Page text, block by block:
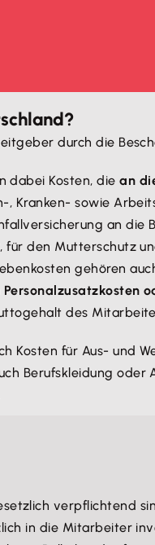
durch die
dabei Kosten, diean
Kranken- sowie
an
den Mutterschutz
gehören
Personalzusatzkosten
des
Kosten für Aus- und
Berufskleidung
verpflichtend
in die Mitarbeiter